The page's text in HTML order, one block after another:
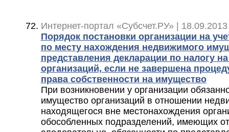
Интернет-портал «Субсчет.РУ» |
Порядок постановки организации на
по месту нахождения недвижимого
представления декларации по налогу
организаций, если не завершена
права собственности на имущество
При возникновении у организации
имущество организаций в отношении
находящегося вне местонахождения
обособленных подразделений, имеющих